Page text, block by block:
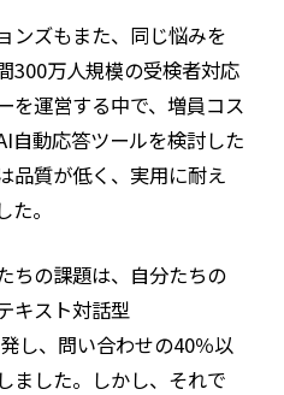
ンズもまた、同じ悩みを
300万人規模の受検者対応
を運営する中で、増員コス
自動応答ツールを検討した
品質が低く、実用に耐え
。
ちの課題は、自分たちの
キスト対話型
し、問い合わせの40％以
ました。しかし、それで